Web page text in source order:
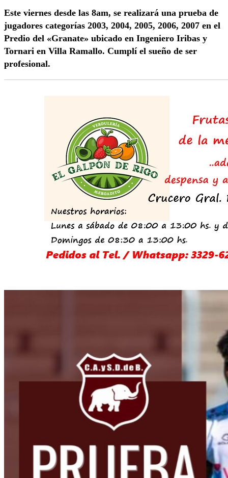
Este viernes desde las 8am, se realizará una prueba de
jugadores categorías 2003, 2004, 2005, 2006, 2007 en el
Predio del «Granate» ubicado en Ingeniero Iribas y
Tornari en Villa Ramallo. Cumplí el sueño de ser
profesional.